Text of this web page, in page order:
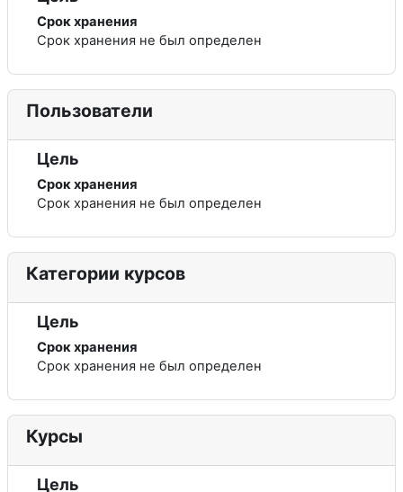
Срок хранения
Срок хранения не был определен
Пользователи
Цель
Срок хранения
Срок хранения не был определен
Категории курсов
Цель
Срок хранения
Срок хранения не был определен
Курсы
Цель